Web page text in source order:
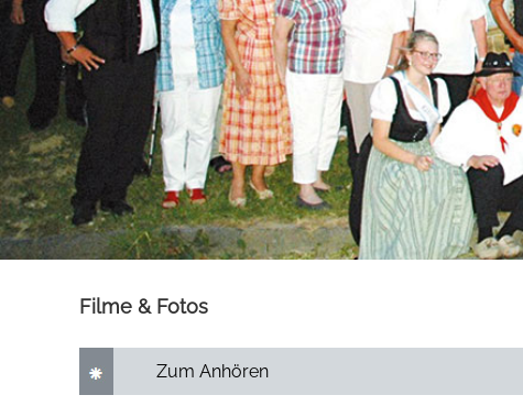
Filme & Fotos
Zum Anhören